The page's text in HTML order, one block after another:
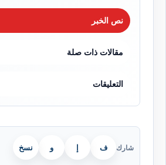
نص الخبر
مقالات ذات صلة
التعليقات
شارك ف إ و نسخ